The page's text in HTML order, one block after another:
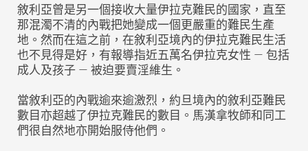
敘利亞曾是另一個接收大量伊拉克難民的國家，直至
那混濁不清的內戰把她變成一個更嚴重的難民生產
地。然而在這之前，在敘利亞境內的伊拉克難民生活
也不見得是好，有報導指近五萬名伊拉克女性 — 包括
成人及孩子 — 被迫要賣淫維生。
當敘利亞的內戰逾來逾激烈，約旦境內的敘利亞難民
數目亦超越了伊拉克難民的數目。馬漢拿牧師和同工
們很自然地亦開始服侍他們。